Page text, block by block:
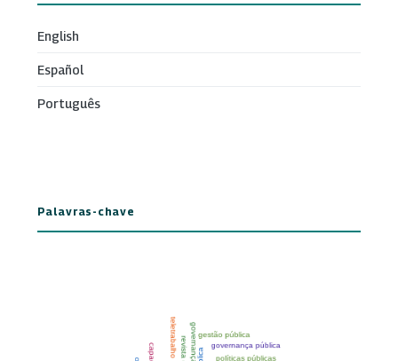
English
Español
Português
Palavras-chave